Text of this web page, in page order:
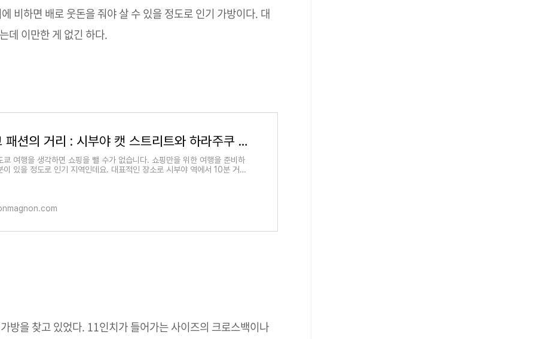
비하면 배로 웃돈을 줘야 살 수 있을 정도로 인기 가방이다. 대
데 이만한 게 없긴 하다.
도쿄 패션의 거리 : 시부야 캣 스트리트와 하라주쿠 오모테산도에서의 쇼핑, 포터 매장
쿄 여행을 생각하면 쇼핑을 뺄 수가 없습니다. 쇼핑만을 위한 여행을 준비하
이 있을 정도로 인기 지역인데요. 대표적인 장소로 시부야 역에서 10분 거리
방을 찾고 있었다. 11인치가 들어가는 사이즈의 크로스백이나